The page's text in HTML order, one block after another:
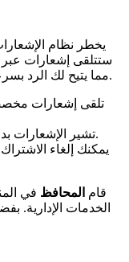
يخطر نظام
ستتلقى إشعارات عبر
مما يتيح لك الرد.
تلقى إشعارات
تشير الإشعارات بدقة إلى الأوقات المتاحة وكيفية حجزها.
يمكنك إلغاء
قام المحافظ في
الخدمات الإدارية.